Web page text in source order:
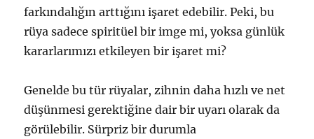
farkındalığın arttığını işaret edebilir. Peki, bu
rüya sadece spiritüel bir imge mi, yoksa günlük
kararlarımızı etkileyen bir işaret mi?
Genelde bu tür rüyalar, zihnin daha hızlı ve net
düşünmesi gerektiğine dair bir uyarı olarak da
görülebilir. Sürpriz bir durumla